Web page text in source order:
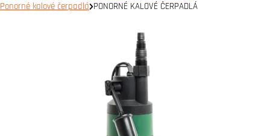
Ponorné kalové čerpadlá PONORNÉ KALOVÉ ČERPADLÁ